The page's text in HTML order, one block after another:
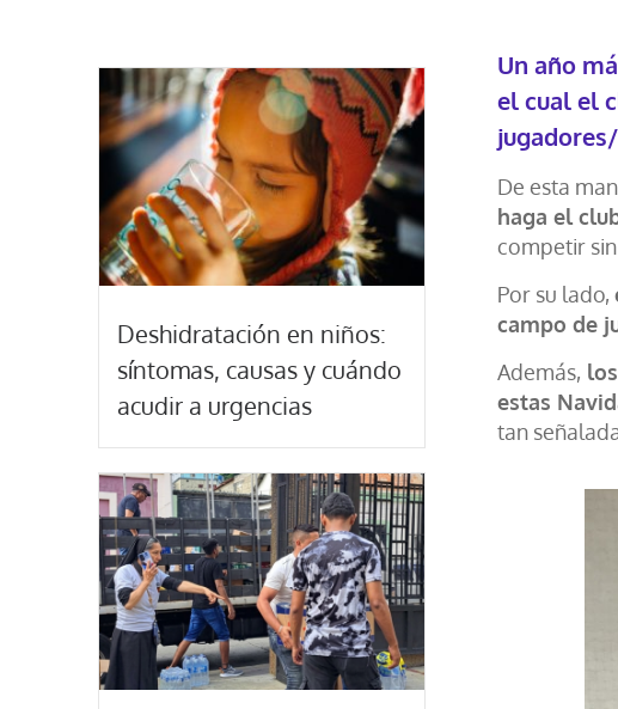
Un año
el cual el
De esta
haga el
competir sin
Por su lado,
campo de
Además,
estas
tan
Deshidratación en niños:
síntomas, causas y cuándo
acudir a urgencias